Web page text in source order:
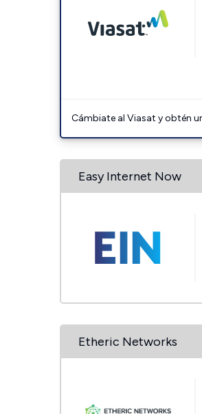
Cámbiate al Viasat y obtén
Easy Internet Now
Etheric Networks